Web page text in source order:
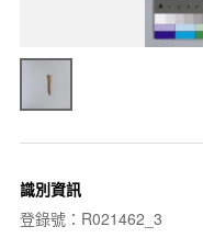
識別資訊
登錄號：R021462_3